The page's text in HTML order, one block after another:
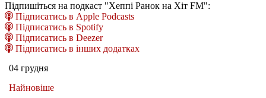
Підпишіться на подкаст "Хеппі Ранок на Хіт FM":
Підписатись в Apple Podcasts
Підписатись в Spotify
Підписатись в Deezer
Підписатись в інших додатках
04 грудня
Найновіше